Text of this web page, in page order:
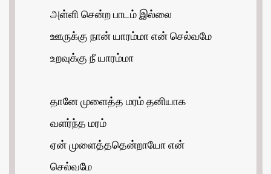
அள்ளி சென்ற பாடம் இல்லை
ஊருக்கு நான் யாரம்மா என் செல்வமே
உறவுக்கு நீ யாரம்மா
தானே முளைத்த மரம் தனியாக
வளர்ந்த மரம்
ஏன் முளைத்ததென்றாயோ என்
செல்வமே